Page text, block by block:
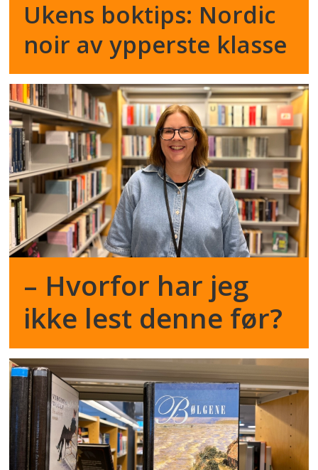
Ukens boktips: Nordic
noir av ypperste klasse
– Hvorfor har jeg
ikke lest denne før?